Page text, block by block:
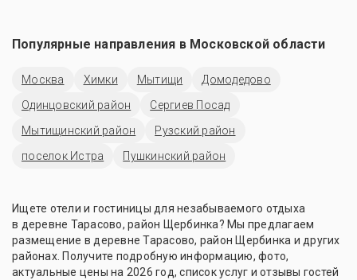
Популярные направления в Московской области
Москва Химки Мытищи
Домодедово
Одинцовский район
Сергиев Посад
Мытищинский район
Рузский район
поселок Истра
Пушкинский район
Ищете отели и гостиницы для незабываемого отдыха
в деревне Тарасово, район Щербинка? Мы предлагаем
размещение в деревне Тарасово, район Щербинка и других
районах. Получите подробную информацию, фото,
актуальные цены на 2026 год, список услуг и отзывы гостей